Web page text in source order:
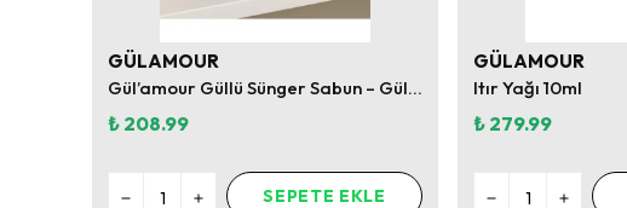
GÜLAMOUR
Gül’amour Güllü Sünger Sabun – Gül Özlü Köpüren Banyo Sabunu
₺ 208.99
SEPETE EKLE
GÜLAMOUR
Itır Yağı 10ml
₺ 279.99